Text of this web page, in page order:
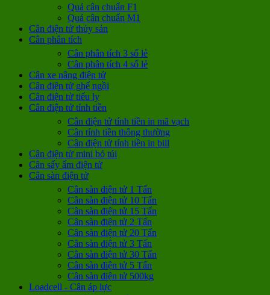
Quả cân chuẩn F1
Quả cân chuẩn M1
Cân điện tử thủy sản
Cân phân tích
Cân phân tích 3 số lẻ
Cân phân tích 4 số lẻ
Cân xe nâng điện tử
Cân điện tử ghế ngồi
Cân điện tử tiểu ly
Cân điện tử tính tiền
Cân điện tử tính tiền in mã vạch
Cân tính tiền thông thường
Cân điện tử tính tiền in bill
Cân điện tử mini bỏ túi
Cân sấy ẩm điện tử
Cân sàn điện tử
Cân sàn điện tử 1 Tấn
Cân sàn điện tử 10 Tấn
Cân sàn điện tử 15 Tấn
Cân sàn điện tử 2 Tấn
Cân sàn điện tử 20 Tấn
Cân sàn điện tử 3 Tấn
Cân sàn điện tử 30 Tấn
Cân sàn điện tử 5 Tấn
Cân sàn điện tử 500kg
Loadcell - Cân áp lực